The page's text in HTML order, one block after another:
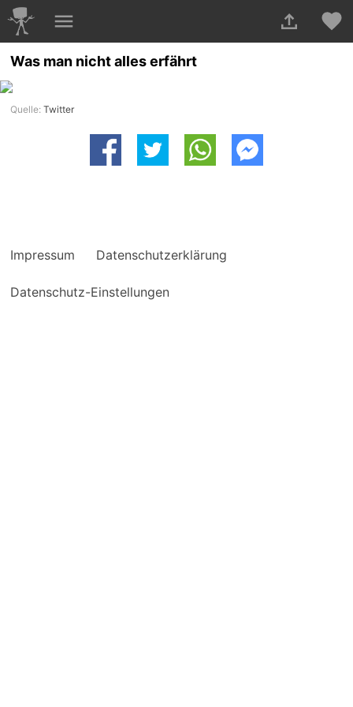
Was man nicht alles erfährt
Quelle:Twitter
Impressum Datenschutzerklärung
Datenschutz-Einstellungen